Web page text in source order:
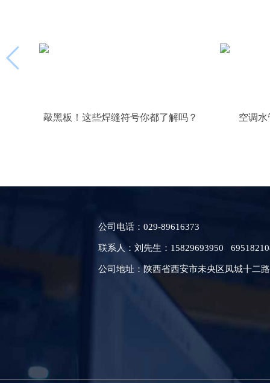
敲黑板！这些焊缝符号你都了解吗？ 空调
公司电话：029-89616373
联系人：刘先生：15829693950
公司地址：陕西省西安市未央区凤城十二